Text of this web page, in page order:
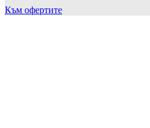
Към офертите